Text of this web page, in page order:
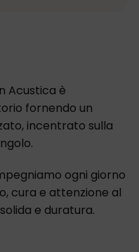
Acustica è
fornendo un
incentrato sulla
ogni giorno
cura e attenzione al
e duratura.